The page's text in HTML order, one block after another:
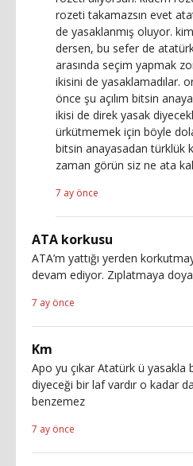
rozeti takamazsın evet
de yasaklanmış oluyor.
dersen, bu sefer de
arasında seçim yapmak
ikisini de yasaklamadılar.
önce şu açılım bitsin
ikisi de direk yasak
ürkütmemek için böyle
bitsin anayasadan türklük
zaman görün siz ne ata
7 ay önce
ATA korkusu
ATA’m yattığı yerden
devam ediyor. Zıplatmaya
7 ay önce
Km
Apo yu çıkar Atatürk ü yasakla
diyeceği bir laf vardır o kadar
benzemez
7 ay önce